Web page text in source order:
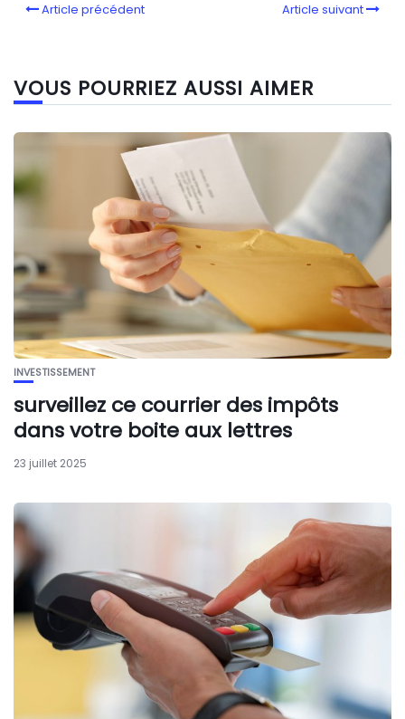
Article précédent Article suivant
VOUS POURRIEZ AUSSI AIMER
INVESTISSEMENT
surveillez ce courrier des impôts
dans votre boite aux lettres
23 juillet 2025